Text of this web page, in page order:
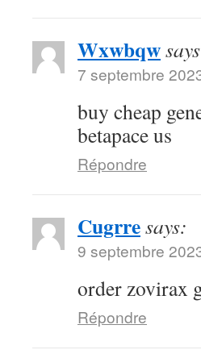
Wxwbqw
7 septembre
buy cheap
betapace us
Répondre
Cugrresays:
9 septembre
order zovirax
Répondre